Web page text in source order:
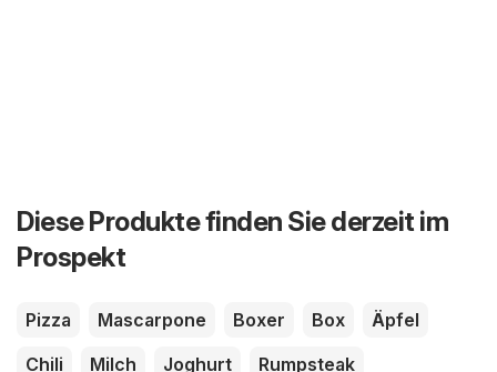
Diese Produkte finden Sie derzeit im
Prospekt
Pizza Mascarpone Boxer Box
Äpfel
Chili
Milch Joghurt
Rumpsteak